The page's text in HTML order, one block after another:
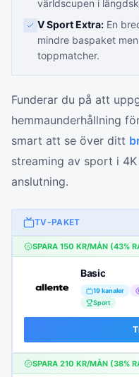
världscupen i
V Sport Extra: En
mindre baspaket
toppmatcher.
Funderar du på att
hemmaunderhållning
smart att se över ditt
streaming av sport i
anslutning.
TV-PAKET
SPARA 150 KR/MÅN (43%
Basic
19kanaler
Sport
SPARA 210 KR/MÅN (38%